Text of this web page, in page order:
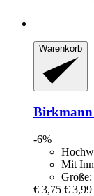
Warenkorb
Birkmann
-6%
Mit
€ 3,75 € 3,99